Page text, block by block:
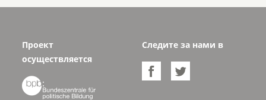
Проект
осуществляется

Следите за нами в
 